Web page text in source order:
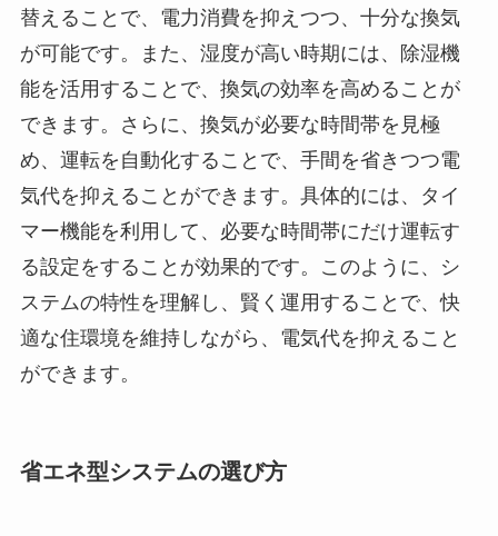
替えることで、電力消費を抑えつつ、十分な換気
が可能です。また、湿度が高い時期には、除湿機
能を活用することで、換気の効率を高めることが
できます。さらに、換気が必要な時間帯を見極
め、運転を自動化することで、手間を省きつつ電
気代を抑えることができます。具体的には、タイ
マー機能を利用して、必要な時間帯にだけ運転す
る設定をすることが効果的です。このように、シ
ステムの特性を理解し、賢く運用することで、快
適な住環境を維持しながら、電気代を抑えること
ができます。
省エネ型システムの選び方